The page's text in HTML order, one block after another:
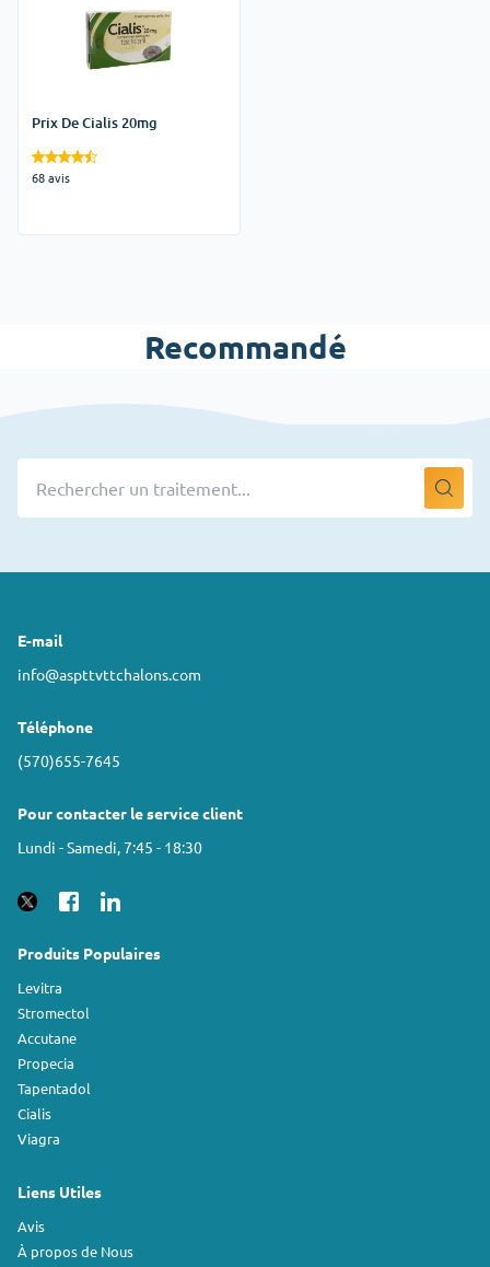
Prix De Cialis 20mg
68 avis
Recommandé
E-mail
info@aspttvttchalons.com
Téléphone
(570)655-7645
Pour contacter le service client
Lundi - Samedi, 7:45 - 18:30
Produits Populaires
Levitra
Stromectol
Accutane
Propecia
Tapentadol
Cialis
Viagra
Liens Utiles
Avis
À propos de Nous